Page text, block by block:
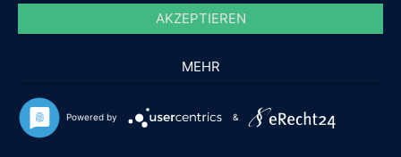
AKZEPTIEREN
MEHR
Powered by &